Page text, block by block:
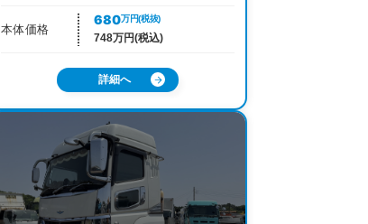
本体価格
680万円(税抜)
748万円(税込)
詳細へ